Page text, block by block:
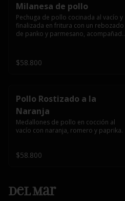
Milanesa de pollo
Pechuga de pollo cocinada al vacío y
finalizada en fritura con un rebozado
de panko y parmesano, acompañada
$58.800
Pollo Rostizado a la
Naranja
Medallones de pollo en cocción al
vacío con naranja, romero y paprika.
$58.800
Del Mar